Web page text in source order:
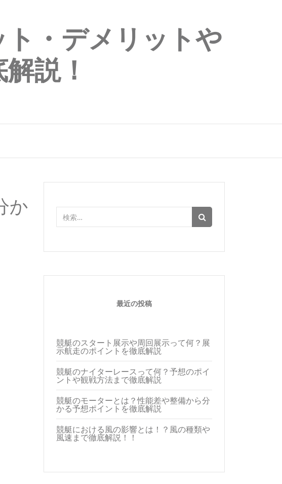
・デメリットや
説！
か
索:
最近の投稿
競艇のスタート展示や周回展示って何？展
示航走のポイントを徹底解説
競艇のナイターレースって何？予想のポイ
ントや観戦方法まで徹底解説
競艇のモーターとは？性能差や整備から分
かる予想ポイントを徹底解説
競艇における風の影響とは！？風の種類や
風速まで徹底解説！！